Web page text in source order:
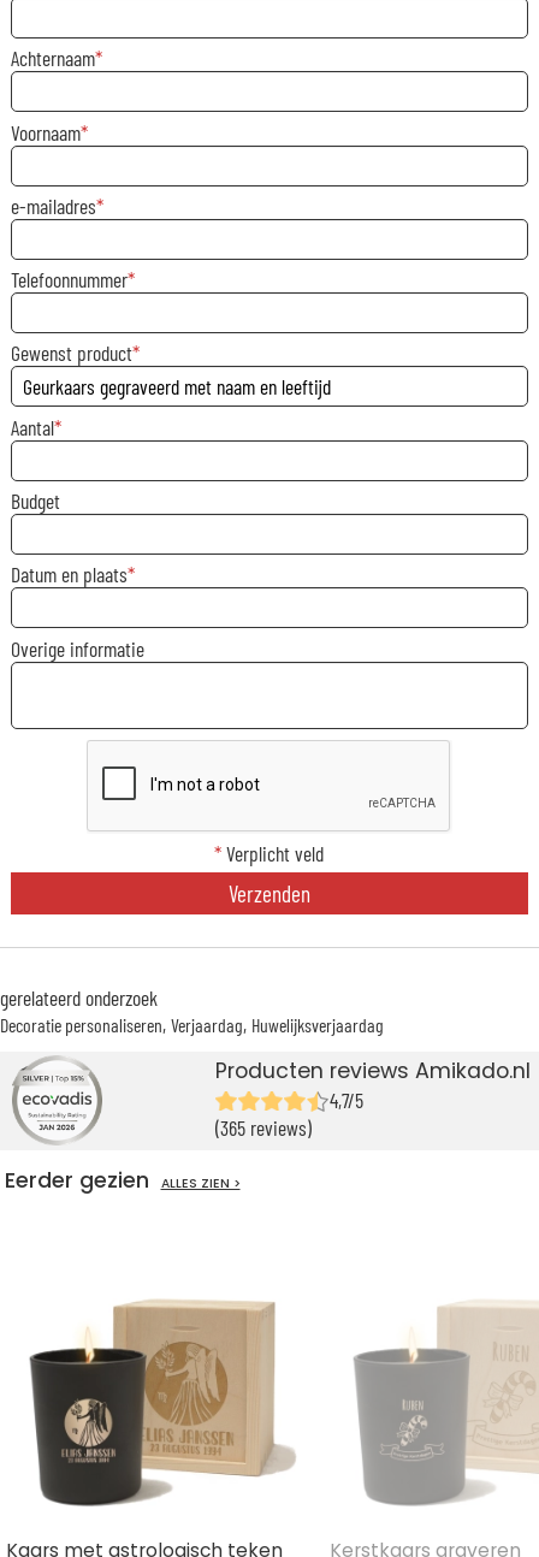
Achternaam
Voornaam
e-mailadres
Telefoonnummer
Gewenst product
Aantal
Budget
Datum en plaats
Overige informatie
*Verplicht veld
Verzenden
gerelateerd onderzoek
Decoratie personaliseren Verjaardag Huwelijksverjaardag
Producten reviews Amikado.nl
4,7/5
(365 reviews)
Eerder gezien ALLES ZIEN >
Kaars met astrologisch teken Kerstkaars graveren